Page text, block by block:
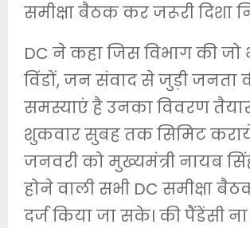
समीक्षा बैठक कर जरूरी दिशा
DC ने कहा जिस विभाग की जो
विंडों, जन संवाद से जुड़ी जनता
समस्याएं है उनका विवरण
शुकवार सुबह तक सिमिट कराये
जनवरी को मुख्यमंत्री नायब
होने वाली सभी DC समीक्षा
दर्ज किया जा सके। की पैंडेंसी